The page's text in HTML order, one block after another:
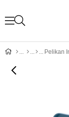
Pelikan